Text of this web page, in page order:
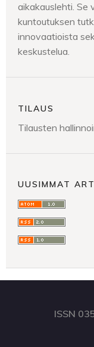
aikakauslehti.
kuntoutuksen
innovaatioista
keskustelua.
TILAUS
Tilausten
UUSIMMAT
ISSN